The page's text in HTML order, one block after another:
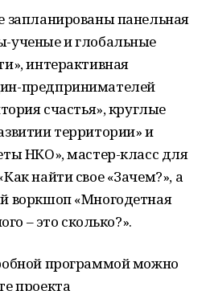
запланированы панельная
ученые и глобальные
интерактивная
предпринимателей
счастья», круглые
территории» и
НКО», мастер-класс для
найти свое «Зачем?», а
воркшоп «Многодетная
– это сколько?».
программой можно
проекта